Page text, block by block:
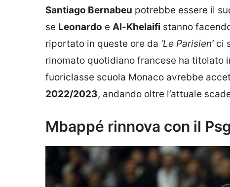
Santiago Bernabeu potrebbe essere il
se Leonardo e Al-Khelaifi stanno
riportato in queste ore da ‘Le Parisien’ci
rinomato quotidiano francese ha titolato
fuoriclasse scuola Monaco avrebbe
2022/2023, andando oltre l’attuale
Mbappé rinnova con il